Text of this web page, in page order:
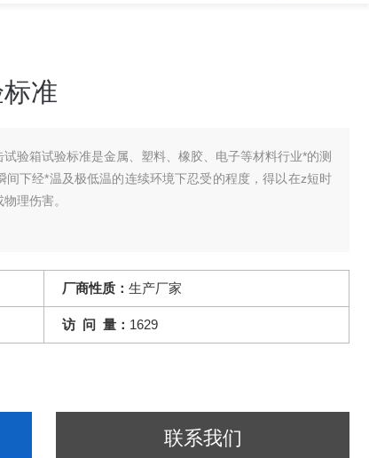
准
验箱试验标准是金属、塑料、橡胶、电子等材料行业*的测
下经*温及极低温的连续环境下忍受的程度，得以在z短时
理伤害。
厂商性质： 生产厂家
访 问 量： 1629
联系我们